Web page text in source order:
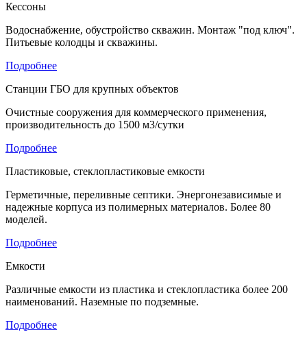
Кессоны
Водоснабжение, обустройство скважин. Монтаж "под ключ".
Питьевые колодцы и скважины.
Подробнее
Станции ГБО для крупных объектов
Очистные сооружения для коммерческого применения,
производительность до 1500 м3/сутки
Подробнее
Пластиковые, стеклопластиковые емкости
Герметичные, переливные септики. Энергонезависимые и
надежные корпуса из полимерных материалов. Более 80
моделей.
Подробнее
Емкости
Различные емкости из пластика и стеклопластика более 200
наименований. Наземные по подземные.
Подробнее